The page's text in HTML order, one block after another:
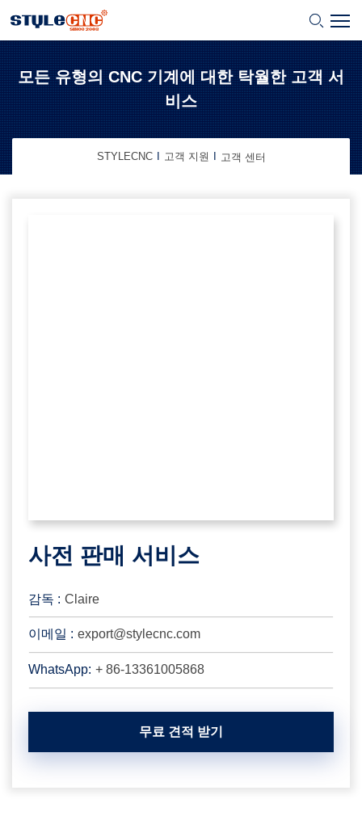
모든 유형의 CNC 기계에 대한 탁월한 고객 서
비스
STYLECNC 고객 지원 고객 센터
사전 판매 서비스
감독 : Claire
이메일 : export@stylecnc.com
WhatsApp: + 86-13361005868
무료 견적 받기